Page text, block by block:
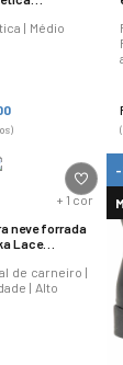
| Médio
(
+ 1 cor
neve forrada
Lace
de carneiro |
| Alto